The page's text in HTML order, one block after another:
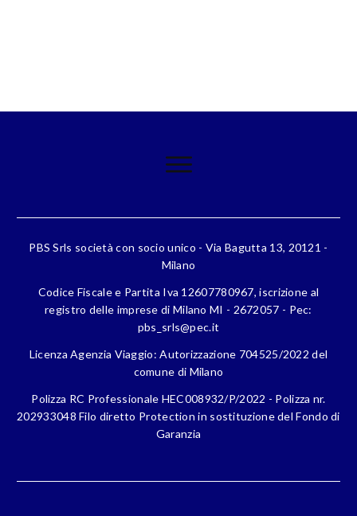
PBS Srls società con socio unico - Via Bagutta 13, 20121 -
Milano
Codice Fiscale e Partita Iva 12607780967, iscrizione al
registro delle imprese di Milano MI - 2672057 - Pec:
pbs_srls@pec.it
Licenza Agenzia Viaggio: Autorizzazione 704525/2022 del
comune di Milano
Polizza RC Professionale HEC008932/P/2022 - Polizza nr.
202933048 Filo diretto Protection in sostituzione del Fondo di
Garanzia